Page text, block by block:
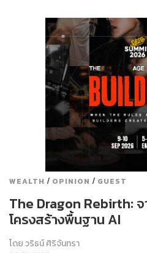
WEALTH / OPINION / GUEST
The Dragon Rebirth:
โครงสร้างพื้นฐาน AI
โดยวริธน์ ศิริจันทรา